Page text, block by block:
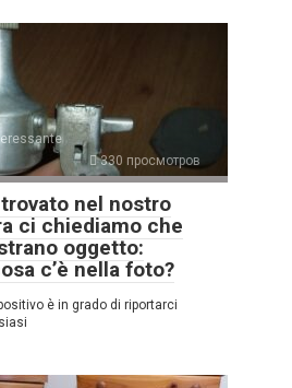
330 просмотров
nel nostro
ci chiediamo che
oggetto:
c’è nella foto?
è in grado di riportarci